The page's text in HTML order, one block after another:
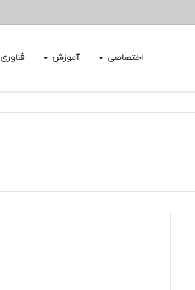
اختصاصی آموزش فناوری